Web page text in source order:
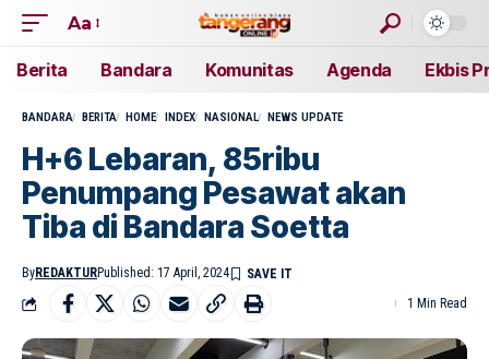
Aa
Berita Bandara Komunitas Agenda Ekbis
BANDARA BERITA HOME INDEX NASIONAL NEWS UPDATE
H+6 Lebaran, 85ribu
Penumpang Pesawat akan
Tiba di Bandara Soetta
ByREDAKTURPublished: 17 April, 2024
1 Min Read